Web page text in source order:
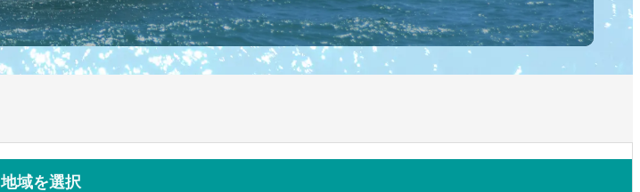
地域を選択